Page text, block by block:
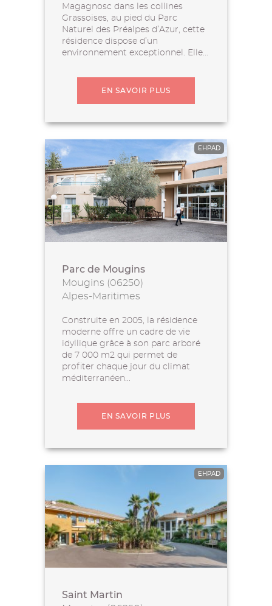
Magagnosc dans les collines
Grassoises, au pied du Parc
Naturel des Préalpes d’Azur, cette
résidence dispose d’un
environnement exceptionnel. Elle...
EN SAVOIR PLUS
EHPAD
Parc de Mougins
Mougins (06250)
Alpes-Maritimes
Construite en 2005, la résidence
moderne offre un cadre de vie
idyllique grâce à son parc arboré
de 7 000 m2 qui permet de
profiter chaque jour du climat
méditerranéen...
EN SAVOIR PLUS
EHPAD
Saint Martin